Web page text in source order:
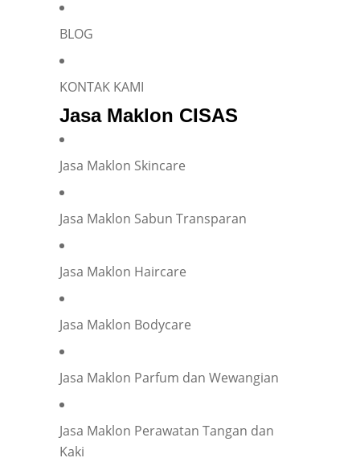
BLOG
KONTAK KAMI
Jasa Maklon CISAS
Jasa Maklon Skincare
Jasa Maklon Sabun Transparan
Jasa Maklon Haircare
Jasa Maklon Bodycare
Jasa Maklon Parfum dan Wewangian
Jasa Maklon Perawatan Tangan dan
Kaki